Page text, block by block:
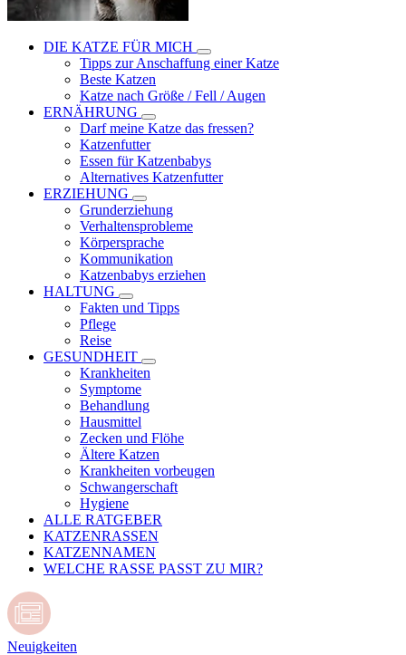
DIE KATZE FÜR MICH
Tipps zur Anschaffung einer Katze
Beste Katzen
Katze nach Größe / Fell / Augen
ERNÄHRUNG
Darf meine Katze das fressen?
Katzenfutter
Essen für Katzenbabys
Alternatives Katzenfutter
ERZIEHUNG
Grunderziehung
Verhaltensprobleme
Körpersprache
Kommunikation
Katzenbabys erziehen
HALTUNG
Fakten und Tipps
Pflege
Reise
GESUNDHEIT
Krankheiten
Symptome
Behandlung
Hausmittel
Zecken und Flöhe
Ältere Katzen
Krankheiten vorbeugen
Schwangerschaft
Hygiene
ALLE RATGEBER
KATZENRASSEN
KATZENNAMEN
WELCHE RASSE PASST ZU MIR?
Neuigkeiten